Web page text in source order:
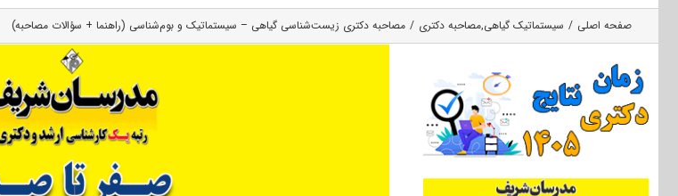
صفحه اصلی سیستماتیک گیاهی,مصاحبه دکتری مصاحبه دکتری زیست‌شناسی گیاهی – سیستماتیک و بو‌‌م‌شناسی (راهنما + سؤالات مصاحبه)